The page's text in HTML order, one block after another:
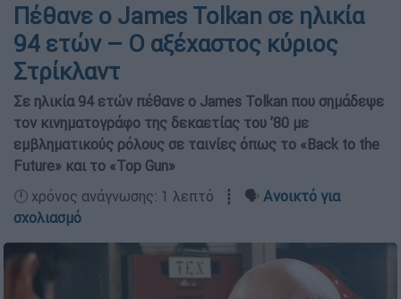
Πέθανε ο James Tolkan σε ηλικία
94 ετών – Ο αξέχαστος κύριος
Στρίκλαντ
Σε ηλικία 94 ετών πέθανε ο James Tolkan που σημάδεψε
τον κινηματογράφο της δεκαετίας του ’80 με
εμβληματικούς ρόλους σε ταινίες όπως το «Back to the
Future» και το «Top Gun»
🕛 χρόνος ανάγνωσης: 1 λεπτό ┋ 🗣️ Ανοικτό για
σχολιασμό